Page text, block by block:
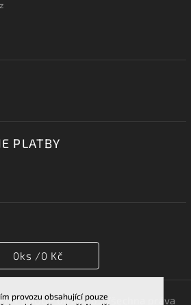
provozu obsahující pouze
PLATBY
0ks /0 Kč
GROUP 007 s.r.o.. Všechna práva